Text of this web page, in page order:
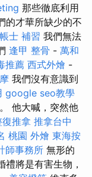
那些徹底利用
的才華所缺少的不
士 補習 我們無法
逢甲 整骨 - 萬和
推薦 西式外燴 -
我們沒有意識到
google seo教學
他大喊，突然他
推拿 推拿台中
桃園 外燴 東海按
師事務所 無形的
將是有害生物，